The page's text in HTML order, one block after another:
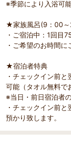
※季節により入浴可
★家族風呂(9：00
・ご宿泊中：1回目
・ご希望のお時間に
★宿泊者特典
・チェックイン前
可能（タオル無料で
※当日・前日宿泊者
・チェックイン前
預かり致します。